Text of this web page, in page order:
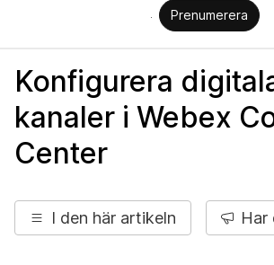
Prenumerera
Konfigurera
kanaler i Webex
Center
I den här artikeln Har